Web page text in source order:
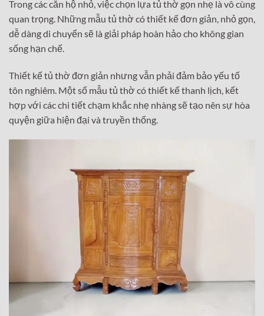
Trong các căn hộ nhỏ, việc chọn lựa tủ thờ gọn nhẹ là vô cùng
quan trọng. Những mẫu tủ thờ có thiết kế đơn giản, nhỏ gọn,
dễ dàng di chuyển sẽ là giải pháp hoàn hảo cho không gian
sống hạn chế.
Thiết kế tủ thờ đơn giản nhưng vẫn phải đảm bảo yếu tố
tôn nghiêm. Một số mẫu tủ thờ có thiết kế thanh lịch, kết
hợp với các chi tiết chạm khắc nhẹ nhàng sẽ tạo nên sự hòa
quyện giữa hiện đại và truyền thống.